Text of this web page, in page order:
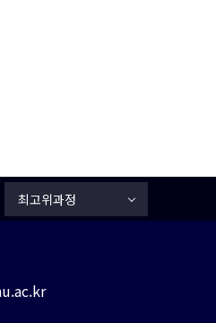
최고위과정